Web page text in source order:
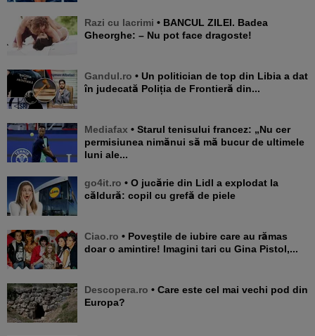
Razi cu lacrimi • BANCUL ZILEI. Badea
Gheorghe: – Nu pot face dragoste!
Gandul.ro • Un politician de top din Libia a dat
în judecată Poliția de Frontieră din...
Mediafax • Starul tenisului francez: „Nu cer
permisiunea nimănui să mă bucur de ultimele
luni ale...
go4it.ro • O jucărie din Lidl a explodat la
căldură: copil cu grefă de piele
Ciao.ro • Poveştile de iubire care au rămas
doar o amintire! Imagini tari cu Gina Pistol,...
Descopera.ro • Care este cel mai vechi pod din
Europa?